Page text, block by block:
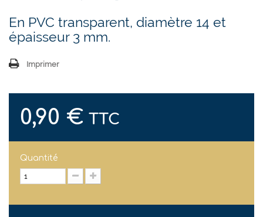
En PVC transparent, diamètre 14 et
épaisseur 3 mm.
Imprimer
0,90 € TTC
Quantité